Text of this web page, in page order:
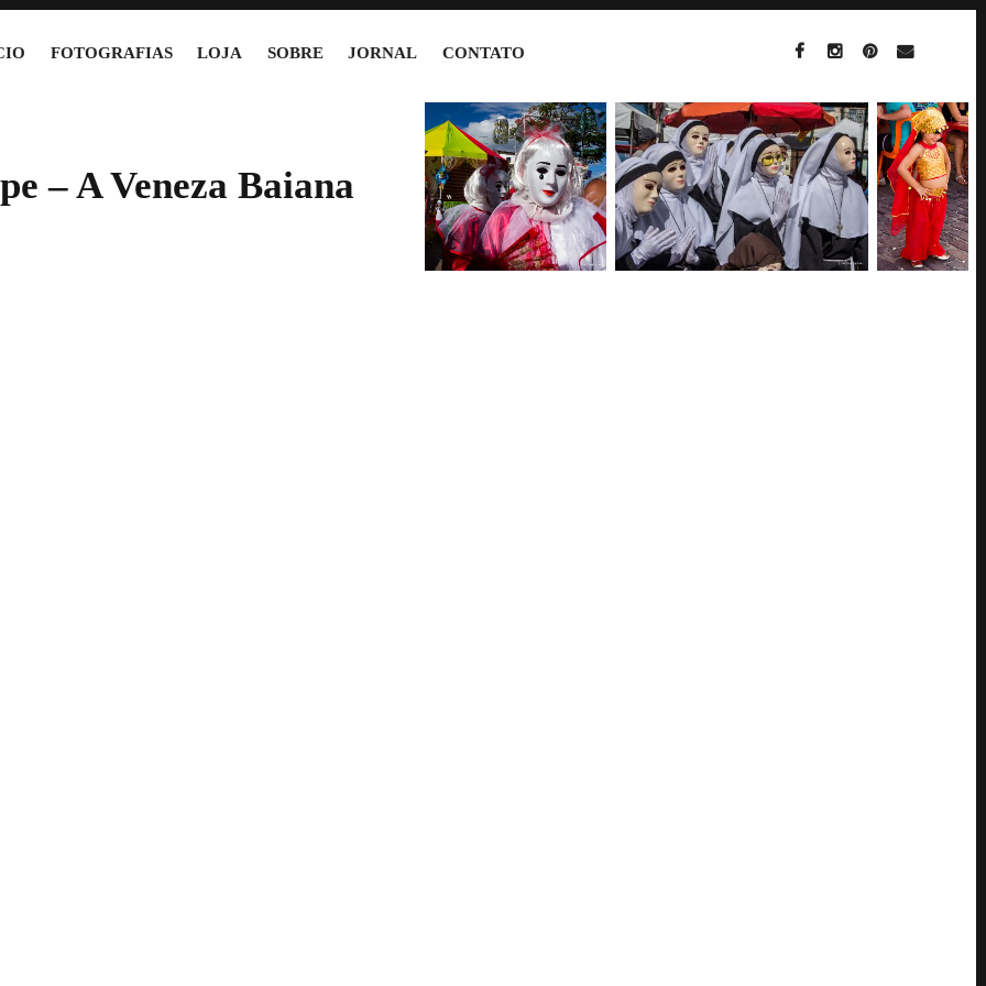
FOTOGRAFIAS LOJA SOBRE JORNAL CONTATO
FACEBOOK
INSTAGRAM
PINTEREST
EMAIL
– A Veneza Baiana